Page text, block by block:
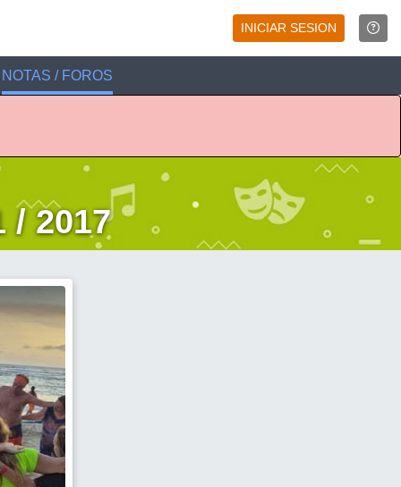
INICIAR SESION
NOTAS / FOROS
/ 2017